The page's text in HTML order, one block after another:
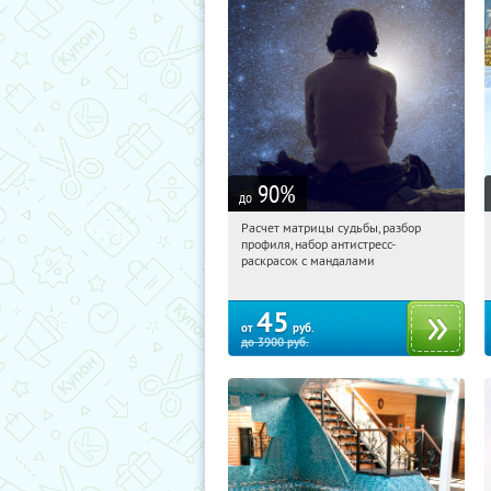
до 90%
10:50:46 Купили:
Россия
Расчет матрицы судьбы, разбор
профиля, набор антистресс-
раскрасок с мандалами
от 45 руб.
до3900руб.